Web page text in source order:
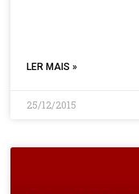
LER MAIS »
25/12/2015